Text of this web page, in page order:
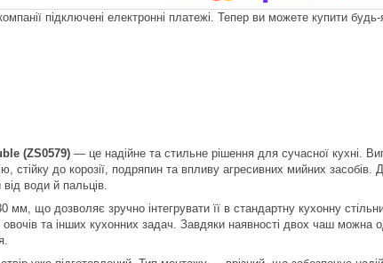
підключені електронні платежі. Тепер ви можете купити
(ZS0579) — це надійне та стильне рішення для сучасної кухні.
стійку до корозії, подряпин та впливу агресивних мийних засобів.
води й пальців.
що дозволяє зручно інтегрувати її в стандартну кухонну
та інших кухонних задач. Завдяки наявності двох чаш можна